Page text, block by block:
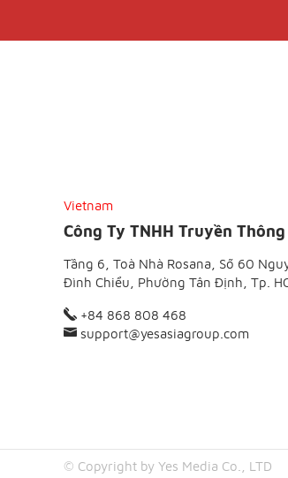
Vietnam
Công Ty TNHH Truyền Thông
Tầng 6, Toà Nhà Rosana, Số 60
Đình Chiểu, Phường Tân Định, Tp.
+84 868 808 468
support@yesasiagroup.com
© Copyright by Yes Media Co., LTD